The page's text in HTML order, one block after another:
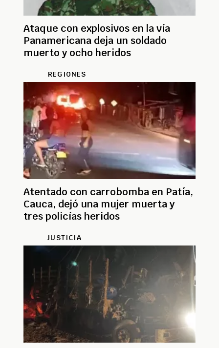
Ataque con explosivos en la vía
Panamericana deja un soldado
muerto y ocho heridos
REGIONES
Atentado con carrobomba en Patía,
Cauca, dejó una mujer muerta y
tres policías heridos
JUSTICIA